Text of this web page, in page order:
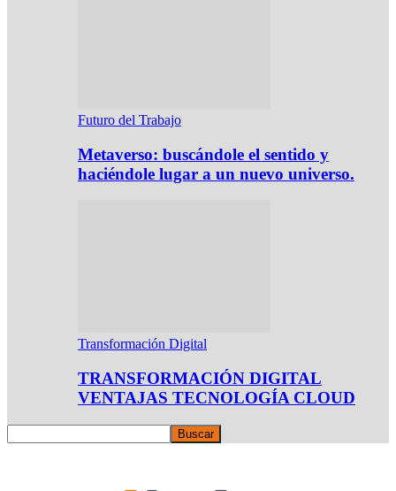
Futuro del Trabajo
Metaverso: buscándole el sentido y
haciéndole lugar a un nuevo universo.
Transformación Digital
TRANSFORMACIÓN DIGITAL
VENTAJAS TECNOLOGÍA CLOUD